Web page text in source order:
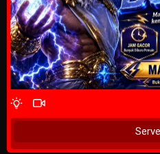
Tunggu 1 Detik